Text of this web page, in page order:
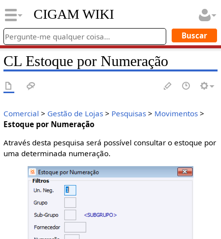
CIGAM WIKI
CL Estoque por Numeração
Comercial > Gestão de Lojas> Pesquisas> Movimentos>
Estoque por Numeração
Através desta pesquisa será possível consultar o estoque por
uma determinada numeração.